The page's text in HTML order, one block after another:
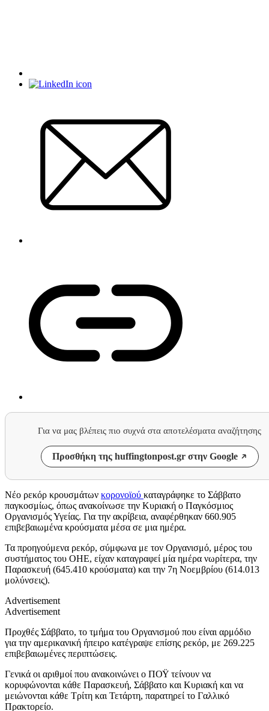
Για να μας βλέπεις πιο συχνά στα αποτελέσματα αναζήτησης
Προσθήκη της huffingtonpost.gr στην Google
Νέο ρεκόρ κρουσμάτων κορονοϊού καταγράφηκε το Σάββατο
παγκοσμίως, όπως ανακοίνωσε την Κυριακή ο Παγκόσμιος
Οργανισμός Υγείας. Για την ακρίβεια, αναφέρθηκαν 660.905
επιβεβαιωμένα κρούσματα μέσα σε μια ημέρα.
Τα προηγούμενα ρεκόρ, σύμφωνα με τον Οργανισμό, μέρος του
συστήματος του ΟΗΕ, είχαν καταγραφεί μία ημέρα νωρίτερα, την
Παρασκευή (645.410 κρούσματα) και την 7η Νοεμβρίου (614.013
μολύνσεις).
Advertisement
Advertisement
Προχθές Σάββατο, το τμήμα του Οργανισμού που είναι αρμόδιο
για την αμερικανική ήπειρο κατέγραψε επίσης ρεκόρ, με 269.225
επιβεβαιωμένες περιπτώσεις.
Γενικά οι αριθμοί που ανακοινώνει ο ΠΟΫ τείνουν να
κορυφώνονται κάθε Παρασκευή, Σάββατο και Κυριακή και να
μειώνoνται κάθε Τρίτη και Τετάρτη, παρατηρεί το Γαλλικό
Πρακτορείο.